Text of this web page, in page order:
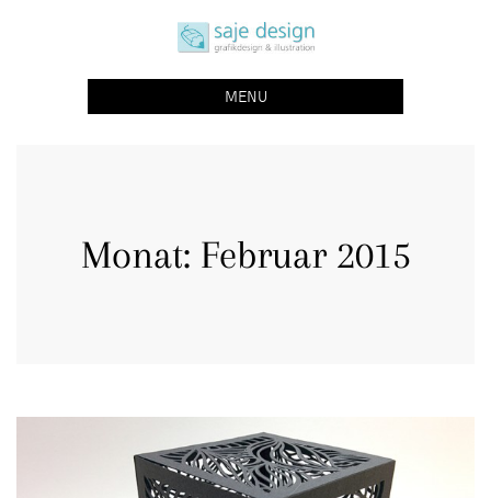
saje design bonn
grafikdesign | buchgestaltung | illustration
MENU
Monat: Februar 2015